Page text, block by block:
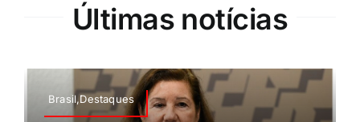
Últimas notícias
Brasil,Destaques